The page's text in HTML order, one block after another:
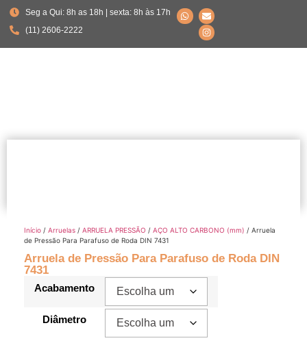
Seg a Qui: 8h as 18h | sexta: 8h às 17h
(11) 2606-2222
Início / Arruelas / ARRUELA PRESSÃO / AÇO ALTO CARBONO (mm) / Arruela
de Pressão Para Parafuso de Roda DIN 7431
Arruela de Pressão Para Parafuso de Roda DIN
7431
Acabamento
Diâmetro